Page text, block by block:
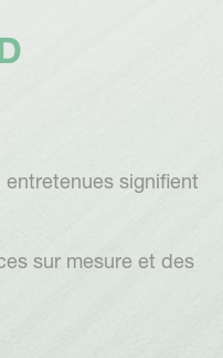
signifient
sur mesure et des